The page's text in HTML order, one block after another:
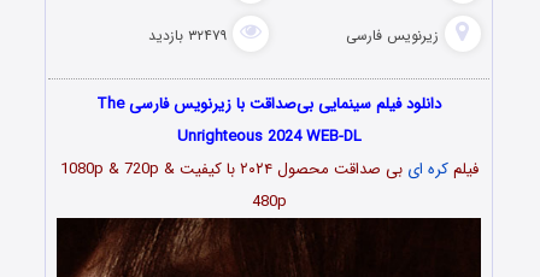
زیرنویس فارسی ۳۲۴۷۹ بازدید
دانلود فیلم سینمایی بی‌‌صداقت با زیرنویس فارسی The
Unrighteous 2024 WEB-DL
فیلمکره ای
بی‌ صداقت محصول ۲۰۲۴ با کیفیت 1080p & 720p &
480p